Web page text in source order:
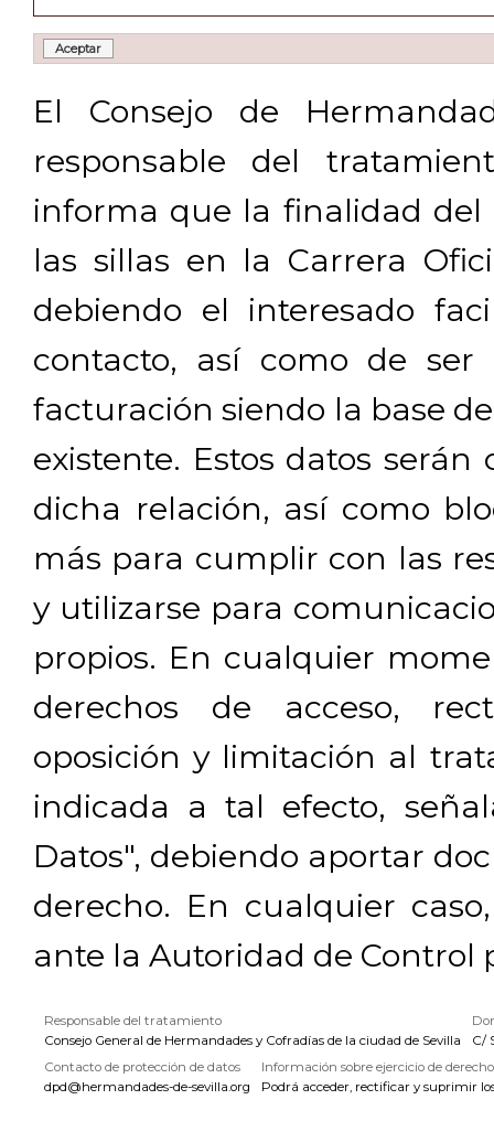
El Consejo de
responsable del
informa que la finalidad del
las sillas en la Carrera
debiendo el interesado
contacto, así como de ser
facturación siendo la base
existente. Estos datos
dicha relación, así como
más para cumplir con las
y utilizarse para
propios. En cualquier
derechos de acceso,
oposición y limitación al
indicada a tal efecto,
Datos", debiendo aportar
derecho. En cualquier
ante la Autoridad de Control
Responsable del tratamiento
Consejo General de Hermandades y Cofradías de la ciudad de Sevilla
C/
Contacto de protección de datos
dpd@hermandades-de-sevilla.org
Información sobre ejercicio de
Podrá acceder, rectificar y suprimir